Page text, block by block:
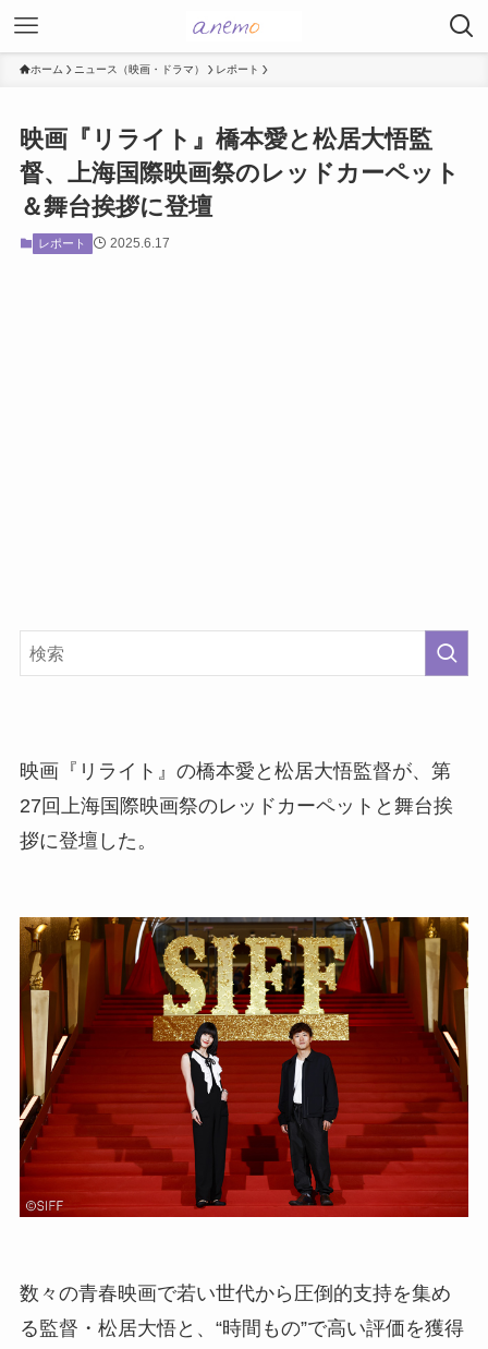
ホーム ニュース（映画・ドラマ） レポート
映画『リライト』橋本愛と松居大悟監
督、上海国際映画祭のレッドカーペット
＆舞台挨拶に登壇
レポート 2025.6.17
映画『リライト』の橋本愛と松居大悟監督が、第
27回上海国際映画祭のレッドカーペットと舞台挨
拶に登壇した。
数々の青春映画で若い世代から圧倒的支持を集め
る監督・松居大悟と、“時間もの”で高い評価を獲得